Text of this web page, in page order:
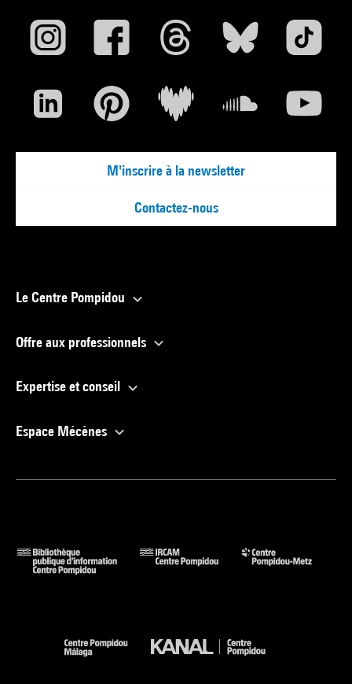
M'inscrire à la newsletter
Contactez-nous
Le Centre Pompidou
Offre aux professionnels
Expertise et conseil
Espace Mécènes